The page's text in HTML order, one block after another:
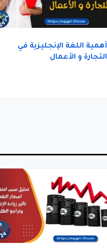
أهمية اللغة الإنجليزية في
التجارة و الأعمال